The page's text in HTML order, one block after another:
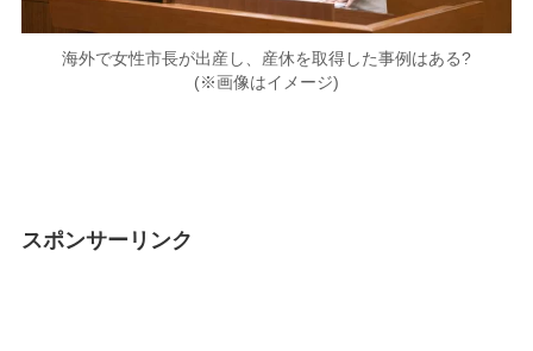
海外で女性市長が出産し、産休を取得した事例はある?
(※画像はイメージ)
スポンサーリンク